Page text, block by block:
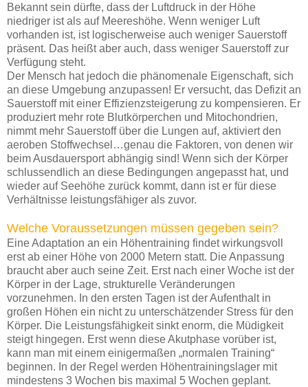
Bekannt sein dürfte, dass der Luftdruck in der Höhe
niedriger ist als auf Meereshöhe. Wenn weniger Luft
vorhanden ist, ist logischerweise auch weniger Sauerstoff
präsent. Das heißt aber auch, dass weniger Sauerstoff zur
Verfügung steht.
Der Mensch hat jedoch die phänomenale Eigenschaft, sich
an diese Umgebung anzupassen! Er versucht, das Defizit an
Sauerstoff mit einer Effizienzsteigerung zu kompensieren. Er
produziert mehr rote Blutkörperchen und Mitochondrien,
nimmt mehr Sauerstoff über die Lungen auf, aktiviert den
aeroben Stoffwechsel…genau die Faktoren, von denen wir
beim Ausdauersport abhängig sind! Wenn sich der Körper
schlussendlich an diese Bedingungen angepasst hat, und
wieder auf Seehöhe zurück kommt, dann ist er für diese
Verhältnisse leistungsfähiger als zuvor.
Welche Voraussetzungen müssen gegeben sein?
Eine Adaptation an ein Höhentraining findet wirkungsvoll
erst ab einer Höhe von 2000 Metern statt. Die Anpassung
braucht aber auch seine Zeit. Erst nach einer Woche ist der
Körper in der Lage, strukturelle Veränderungen
vorzunehmen. In den ersten Tagen ist der Aufenthalt in
großen Höhen ein nicht zu unterschätzender Stress für den
Körper. Die Leistungsfähigkeit sinkt enorm, die Müdigkeit
steigt hingegen. Erst wenn diese Akutphase vorüber ist,
kann man mit einem einigermaßen „normalen Training“
beginnen. In der Regel werden Höhentrainingslager mit
mindestens 3 Wochen bis maximal 5 Wochen geplant.